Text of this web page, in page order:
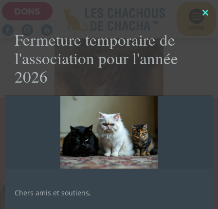

AIDEZ-NOUS À
NOURRIR NOS
PETITES
FAMILLES
LA NEWSLETTER
DES CHACHOUS
Inscrivez-vous pour recevoir toute
Fermeture temporaire de
l'association pour l'année
2026
Chers amis et soutiens,